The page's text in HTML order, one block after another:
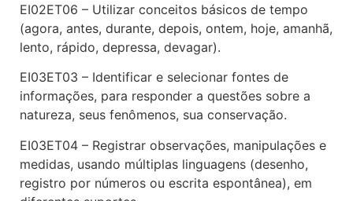
EI02ET06 – Utilizar conceitos básicos de tempo
(agora, antes, durante, depois, ontem, hoje, amanhã,
lento, rápido, depressa, devagar).
EI03ET03 – Identificar e selecionar fontes de
informações, para responder a questões sobre a
natureza, seus fenômenos, sua conservação.
EI03ET04 – Registrar observações, manipulações e
medidas, usando múltiplas linguagens (desenho,
registro por números ou escrita espontânea), em